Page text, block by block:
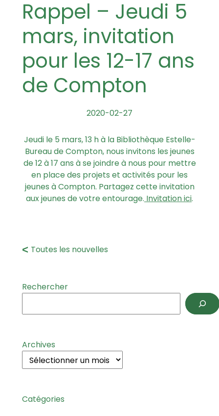
Rappel – Jeudi 5
mars, invitation
pour les 12-17 ans
de Compton
2020-02-27
Jeudi le 5 mars, 13 h à la Bibliothèque Estelle-
Bureau de Compton, nous invitons les jeunes
de 12 à 17 ans à se joindre à nous pour mettre
en place des projets et activités pour les
jeunes à Compton. Partagez cette invitation
aux jeunes de votre entourage. Invitation ici.
Toutes les nouvelles
Rechercher
Archives
Catégories